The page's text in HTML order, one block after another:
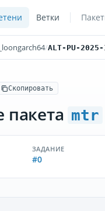
Ветки
/ALT-PU-
Скопировать
mtr
ЗАДАНИЕ
#0